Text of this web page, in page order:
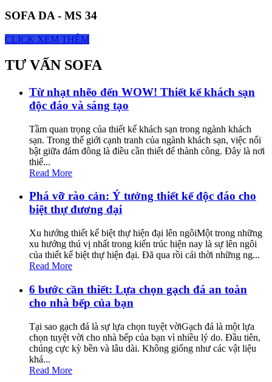
SOFA DA - MS 34
CLICK XEM THÊM
TƯ VẤN SOFA
Từ nhạt nhẽo đến WOW! Thiết kế khách sạn
độc đáo và sáng tạo
Tầm quan trọng của thiết kế khách sạn trong ngành khách
sạn. Trong thế giới cạnh tranh của ngành khách sạn, việc nổi
bật giữa đám đông là điều cần thiết để thành công. Đây là nơi
thiế...
Read More
Phá vỡ rào cản: Ý tưởng thiết kế độc đáo cho
biệt thự đương đại
Xu hướng thiết kế biệt thự hiện đại lên ngôiMột trong những
xu hướng thú vị nhất trong kiến trúc hiện nay là sự lên ngôi
của thiết kế biệt thự hiện đại. Đã qua rồi cái thời những ng...
Read More
6 bước cần thiết: Lựa chọn gạch đá an toàn
cho nhà bếp của bạn
Tại sao gạch đá là sự lựa chọn tuyệt vờiGạch đá là một lựa
chọn tuyệt vời cho nhà bếp của bạn vì nhiều lý do. Đầu tiên,
chúng cực kỳ bền và lâu dài. Không giống như các vật liệu
khá...
Read More